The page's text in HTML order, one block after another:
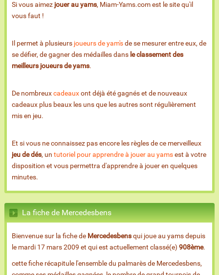
Si vous aimez jouer au yams, Miam-Yams.com est le site qu'il
vous faut !
Il permet à plusieurs joueurs de yam'sde se mesurer entre eux, de
se défier, de gagner des médailles dans le classement des
meilleurs joueurs de yams.
De nombreuxcadeauxont déjà été gagnés et de nouveaux
cadeaux plus beaux les uns que les autres sont régulièrement
mis en jeu.
Et si vous ne connaissez pas encore les règles de ce merveilleux
jeu de dés, un tutoriel pour apprendre à jouer au yamsest à votre
disposition et vous permettra d'apprendre à jouer en quelques
minutes.
La fiche de Mercedesbens
Bienvenue sur la fiche de Mercedesbensqui joue au yams depuis
le mardi 17 mars 2009 et qui est actuellement classé(e) 908ème.
cette fiche récapitule l'ensemble du palmarès de Mercedesbens,